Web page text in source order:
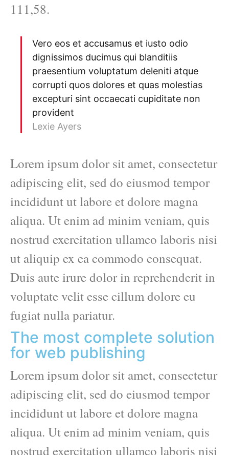
111,58.
Vero eos et accusamus et iusto odio
dignissimos ducimus qui blanditiis
praesentium voluptatum deleniti atque
corrupti quos dolores et quas molestias
excepturi sint occaecati cupiditate non
provident
Lexie Ayers
Lorem ipsum dolor sit amet, consectetur
adipiscing elit, sed do eiusmod tempor
incididunt ut labore et dolore magna
aliqua. Ut enim ad minim veniam, quis
nostrud exercitation ullamco laboris nisi
ut aliquip ex ea commodo consequat.
Duis aute irure dolor in reprehenderit in
voluptate velit esse cillum dolore eu
fugiat nulla pariatur.
The most complete solution
for web publishing
Lorem ipsum dolor sit amet, consectetur
adipiscing elit, sed do eiusmod tempor
incididunt ut labore et dolore magna
aliqua. Ut enim ad minim veniam, quis
nostrud exercitation ullamco laboris nisi